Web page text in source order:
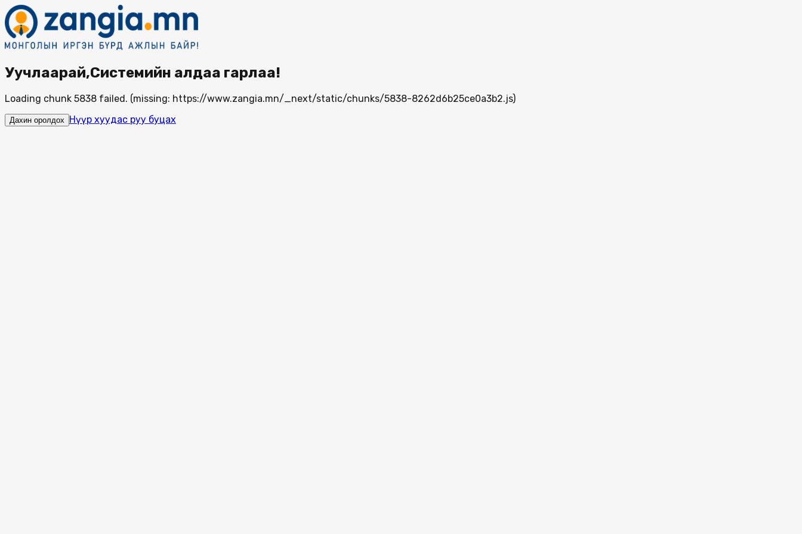
Уучлаарай,Системийн алдаа гарлаа!
Loading chunk 5838 failed. (missing: https://www.zangia.mn/_next/static/chunks/5838-8262d6b25ce0a3b2.js)
Дахин оролдох Нүүр хуудас руу буцах